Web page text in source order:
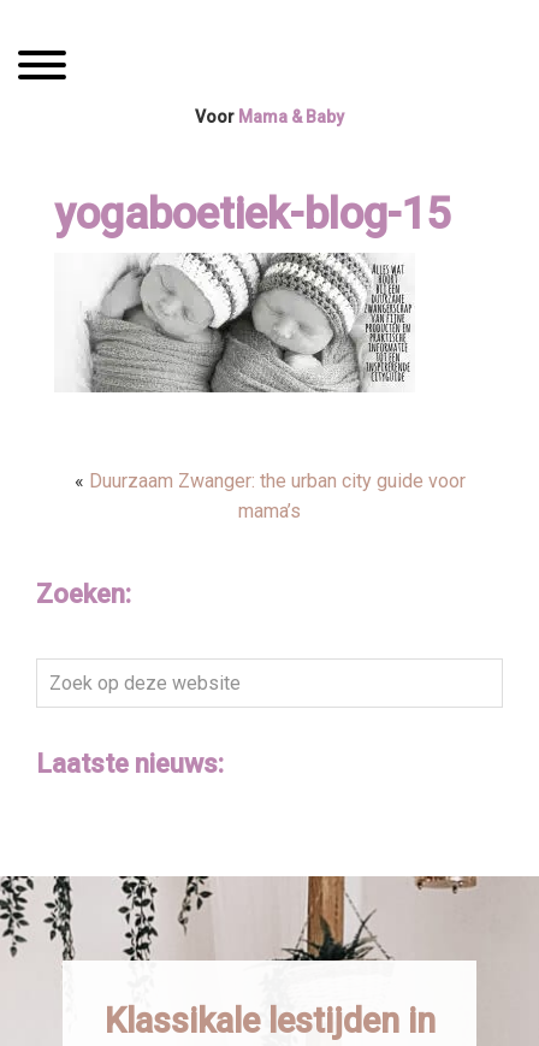
naar
de
naar
de
Toggle navigation
Yogaboetiek
Voor Mama & Baby
yogaboetiek-blog-15
« Duurzaam Zwanger: the urban city guide voor
mama’s
Zoeken:
Zoek
op
website
Laatste nieuws:
Klassikale lestijden in